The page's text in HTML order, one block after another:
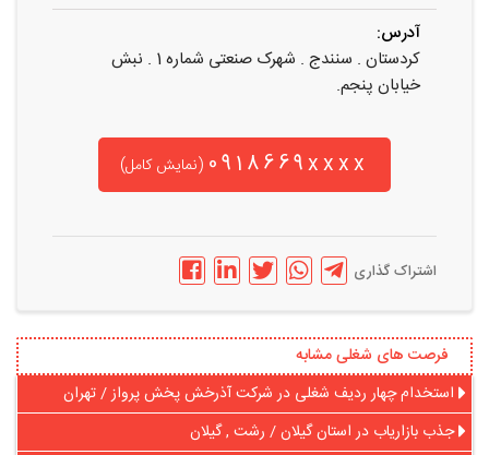
آدرس:
کردستان . سنندج . شهرک صنعتی شماره 1 . نبش
خیابان پنجم.
0918669xxxx (نمایش کامل)
اشتراک گذاری
فرصت های شغلی مشابه
استخدام چهار ردیف شغلی در شرکت آذرخش پخش پرواز / تهران
جذب بازاریاب در استان گیلان / رشت , گیلان